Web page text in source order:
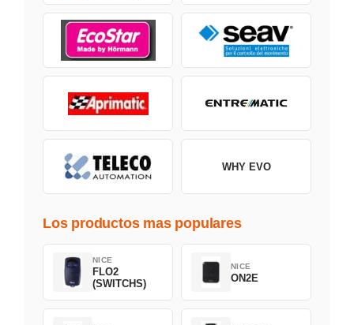
WHY EVO
Los productos mas populares
NICE
FLO2
(SWITCHS)
NICE
ON2E